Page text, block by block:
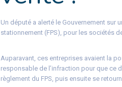
Un député a alerté le Gouvernement
stationnement (FPS), pour les sociétés
Auparavant, ces entreprises avaient la
responsable de l’infraction pour que ce
règlement du FPS, puis ensuite se